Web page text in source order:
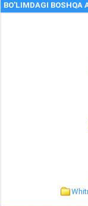
BO'LIMDAGI BOSHQA